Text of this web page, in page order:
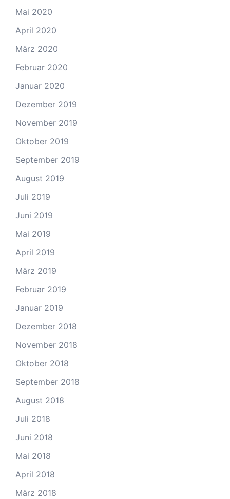
Mai 2020
April 2020
März 2020
Februar 2020
Januar 2020
Dezember 2019
November 2019
Oktober 2019
September 2019
August 2019
Juli 2019
Juni 2019
Mai 2019
April 2019
März 2019
Februar 2019
Januar 2019
Dezember 2018
November 2018
Oktober 2018
September 2018
August 2018
Juli 2018
Juni 2018
Mai 2018
April 2018
März 2018